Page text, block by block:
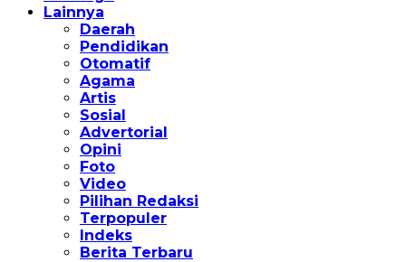
Lainnya
Daerah
Pendidikan
Otomatif
Agama
Artis
Sosial
Advertorial
Opini
Foto
Video
Pilihan Redaksi
Terpopuler
Indeks
Berita Terbaru